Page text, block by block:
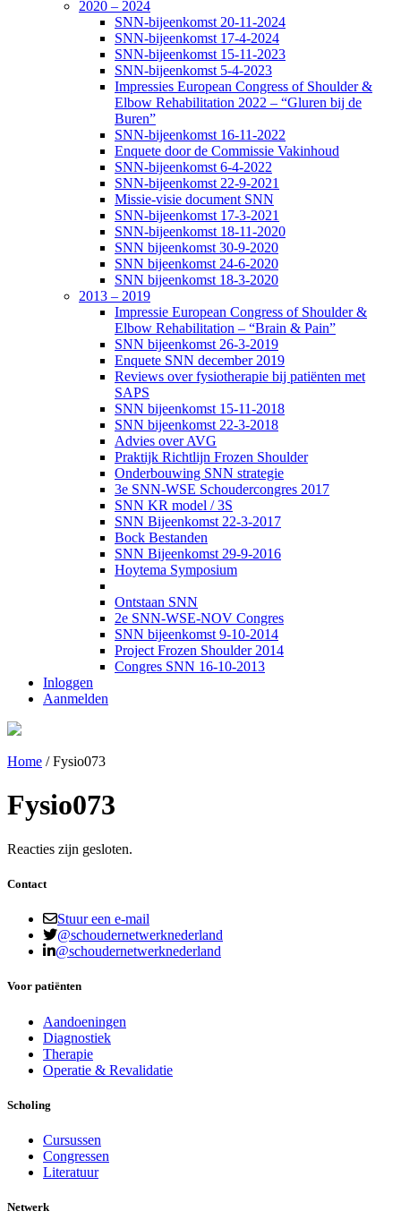
2020 – 2024
SNN-bijeenkomst 20-11-2024
SNN-bijeenkomst 17-4-2024
SNN-bijeenkomst 15-11-2023
SNN-bijeenkomst 5-4-2023
Impressies European Congress of Shoulder &
Elbow Rehabilitation 2022 – “Gluren bij de
Buren”
SNN-bijeenkomst 16-11-2022
Enquete door de Commissie Vakinhoud
SNN-bijeenkomst 6-4-2022
SNN-bijeenkomst 22-9-2021
Missie-visie document SNN
SNN-bijeenkomst 17-3-2021
SNN-bijeenkomst 18-11-2020
SNN bijeenkomst 30-9-2020
SNN bijeenkomst 24-6-2020
SNN bijeenkomst 18-3-2020
2013 – 2019
Impressie European Congress of Shoulder &
Elbow Rehabilitation – “Brain & Pain”
SNN bijeenkomst 26-3-2019
Enquete SNN december 2019
Reviews over fysiotherapie bij patiënten met
SAPS
SNN bijeenkomst 15-11-2018
SNN bijeenkomst 22-3-2018
Advies over AVG
Praktijk Richtlijn Frozen Shoulder
Onderbouwing SNN strategie
3e SNN-WSE Schoudercongres 2017
SNN KR model / 3S
SNN Bijeenkomst 22-3-2017
Bock Bestanden
SNN Bijeenkomst 29-9-2016
Hoytema Symposium
Ontstaan SNN
2e SNN-WSE-NOV Congres
SNN bijeenkomst 9-10-2014
Project Frozen Shoulder 2014
Congres SNN 16-10-2013
Inloggen
Aanmelden
Home /Fysio073
Fysio073
Reacties zijn gesloten.
Contact
Stuur een e-mail
@schoudernetwerknederland
@schoudernetwerknederland
Voor patiënten
Aandoeningen
Diagnostiek
Therapie
Operatie & Revalidatie
Scholing
Cursussen
Congressen
Literatuur
Netwerk